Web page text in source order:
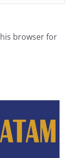
browser for